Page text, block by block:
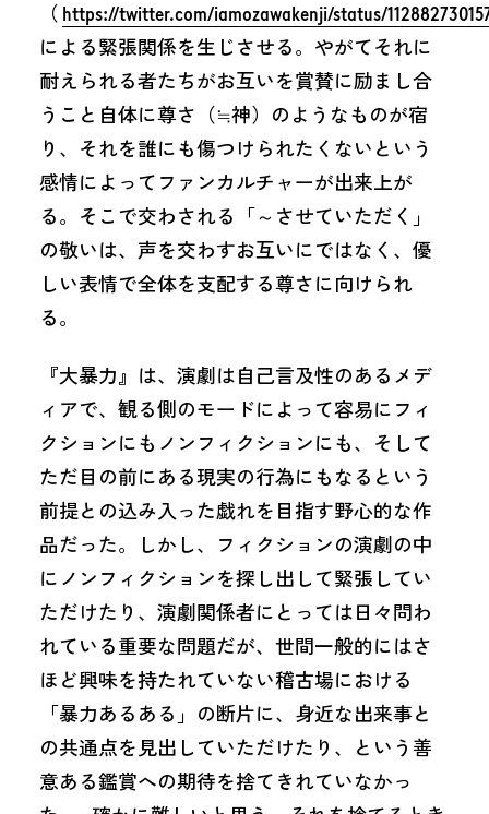
（ https://twitter.com/iamozawakenji/status/
による緊張関係を生じさせる。やがてそれに
耐えられる者たちがお互いを賞賛に励まし合
うこと自体に尊さ（≒神）のようなものが宿
り、それを誰にも傷つけられたくないという
感情によってファンカルチャーが出来上が
る。そこで交わされる「～させていただく」
の敬いは、声を交わすお互いにではなく、優
しい表情で全体を支配する尊さに向けられ
る。
『大暴力』は、演劇は自己言及性のあるメデ
ィアで、観る側のモードによって容易にフィ
クションにもノンフィクションにも、そして
ただ目の前にある現実の行為にもなるという
前提との込み入った戯れを目指す野心的な作
品だった。しかし、フィクションの演劇の中
にノンフィクションを探し出して緊張してい
ただけたり、演劇関係者にとっては日々問わ
れている重要な問題だが、世間一般的にはさ
ほど興味を持たれていない稽古場における
「暴力あるある」の断片に、身近な出来事と
の共通点を見出していただけたり、という善
意ある鑑賞への期待を捨てきれていなかっ